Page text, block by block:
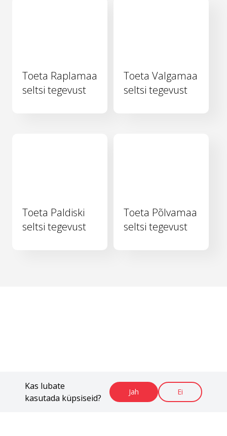
Kas lubate
kasutada küpsiseid?
Jah Ei
Toeta Raplamaa
seltsi tegevust
Toeta Valgamaa
seltsi tegevust
Toeta Paldiski
seltsi tegevust
Toeta Põlvamaa
seltsi tegevust